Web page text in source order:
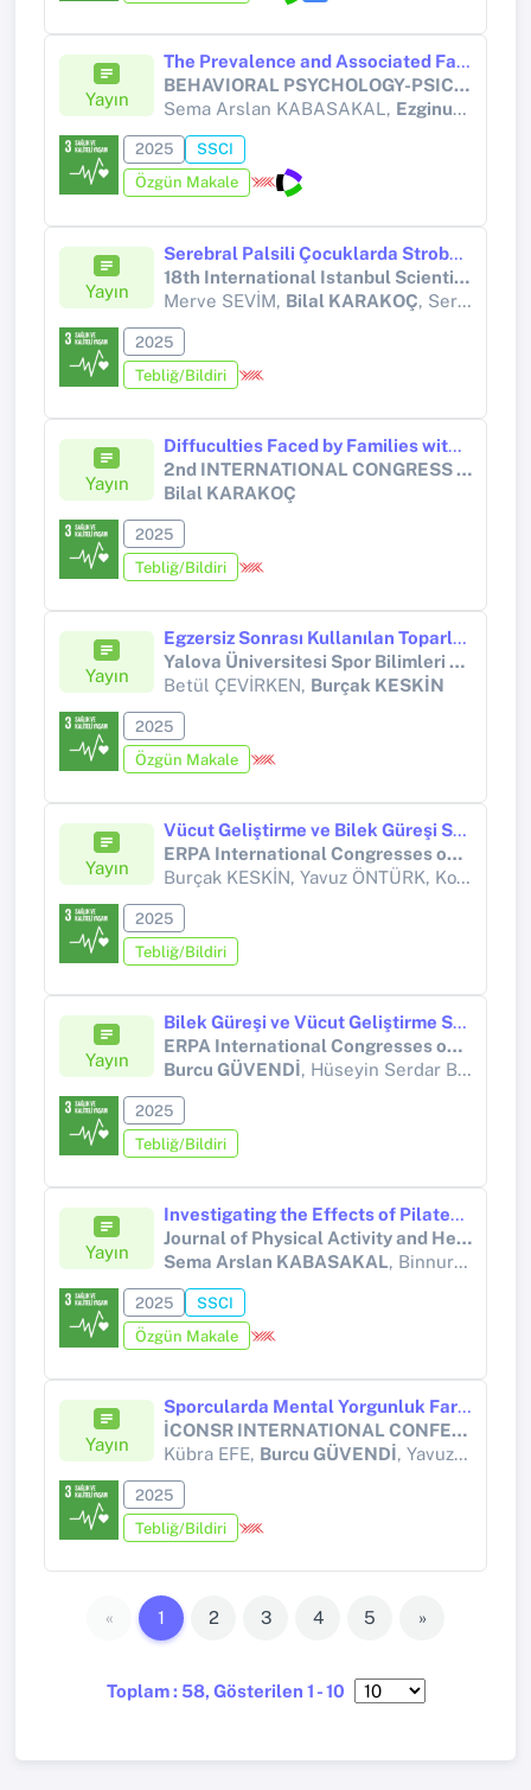
Yayın
The Prevalence and Associated Factors of Food Addiction and Internet Addiction in Turkish Adults
BEHAVIORAL PSYCHOLOGY-PSICOLOGIA CONDUCTUAL
Sema Arslan KABASAKAL, Ezginur ÇELİK
2025
SSCI
Özgün Makale
Yayın
Serebral Palsili Çocuklarda Stroboskopik Gözlük Kullanımının El Becerilerinin Gelişimine Etkisinin İncelenmesi
18th International Istanbul Scientific Research Congress
Merve SEVİM, Bilal KARAKOÇ, Serkan UZLAŞIR
2025
Tebliğ/Bildiri
Yayın
Diffuculties Faced by Families with Disabled Children
2nd INTERNATIONAL CONGRESS OF SPORT SCIENCES
Bilal KARAKOÇ
2025
Tebliğ/Bildiri
Yayın
Egzersiz Sonrası Kullanılan Toparlanma Stratejilerinin Fizyolojik Parametrelere Etkisi
Yalova Üniversitesi Spor Bilimleri Dergisi
Betül ÇEVİRKEN, Burçak KESKİN
2025
Özgün Makale
Yayın
Vücut Geliştirme ve Bilek Güreşi Sporu ile Uğraşan Sporcuların Atletik Zihinsel Enerjilerinin İncelenmesi
ERPA International Congresses on Education 2025
Burçak KESKİN, Yavuz ÖNTÜRK, Koray GİRGİN, Ferdağ ÖZARAS,
2025
Tebliğ/Bildiri
Yayın
Bilek Güreşi ve Vücut Geliştirme Sporcularının Besin Takviyelerine olan İnançlarının Egzersiz Bağımlılığı ve Zihinsel Dayanıklılık İle İlişkisi
ERPA International Congresses on Education 2025 MERSİN
Burcu GÜVENDİ, Hüseyin Serdar BOZAT, İbrahim ŞAHİN, Yavuz GÜVENDİ, Melek Zülal ACAR, Burçak KESKİN
2025
Tebliğ/Bildiri
Yayın
Investigating the Effects of Pilates on Body Composition, Posture, and Psychosocial Parameters in Women With and Without Obesity: A Randomized Controlled Study
Journal of Physical Activity and Health
Sema Arslan KABASAKAL, Binnur DELİCE
2025
SSCI
Özgün Makale
Yayın
Sporcularda Mental Yorgunluk Farkındalığının Tükenmişlik ile İlşkisi
İCONSR INTERNATIONAL CONFERENCES ON SOCIAL SCIENCE RESEARCH
Kübra EFE, Burcu GÜVENDİ, Yavuz ÖNTÜRK, Ahmet BİRLİK
2025
Tebliğ/Bildiri
Toplam : 58, Gösterilen 1 - 10
« 1 2 3 4 5 »